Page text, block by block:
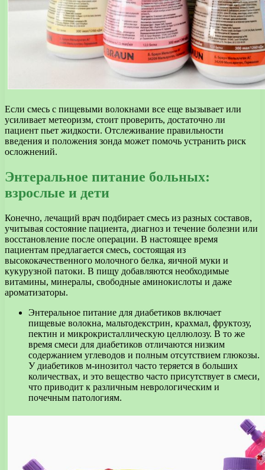
Если смесь с пищевыми волокнами все еще вызывает или
усиливает метеоризм, стоит проверить, достаточно ли
пациент пьет жидкости. Отслеживание правильности
введения и положения зонда может помочь устранить риск
осложнений.
Энтеральное питание больных:
взрослые и дети
Конечно, лечащий врач подбирает смесь из разных составов,
учитывая состояние пациента, диагноз и течение болезни или
восстановление после операции. В настоящее время
пациентам предлагается смесь, состоящая из
высококачественного молочного белка, яичной муки и
кукурузной патоки. В пищу добавляются необходимые
витамины, минералы, свободные аминокислоты и даже
ароматизаторы.
Энтеральное питание для диабетиков включает
пищевые волокна, мальтодекстрин, крахмал, фруктозу,
пектин и микрокристаллическую целлюлозу. В то же
время смеси для диабетиков отличаются низким
содержанием углеводов и полным отсутствием глюкозы.
У диабетиков м-инозитол часто теряется в больших
количествах, и это вещество часто присутствует в смеси,
что приводит к различным неврологическим и
почечным патологиям.